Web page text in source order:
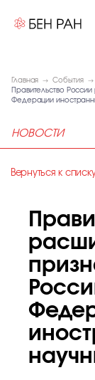
Главная События
Правительство
Федерации
НОВОСТИ
Вернуться к